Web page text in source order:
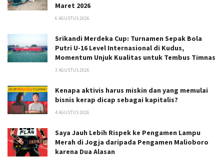
Maret 2026
6 AGUSTUS 2026
Srikandi Merdeka Cup: Turnamen Sepak Bola
Putri U-16 Level Internasional di Kudus,
Momentum Unjuk Kualitas untuk Tembus Timnas
3 AGUSTUS 2026
Kenapa aktivis harus miskin dan yang memulai
bisnis kerap dicap sebagai kapitalis?
4 AGUSTUS 2026
Saya Jauh Lebih Rispek ke Pengamen Lampu
Merah di Jogja daripada Pengamen Malioboro
karena Dua Alasan